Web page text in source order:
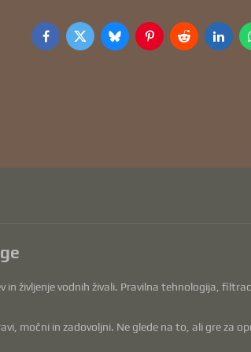
FacebookTwitterBlueskyPinterestReddit
vodnih živali. Pravilna tehnologija,
močni in zadovoljni. Ne glede na to, ali gre za